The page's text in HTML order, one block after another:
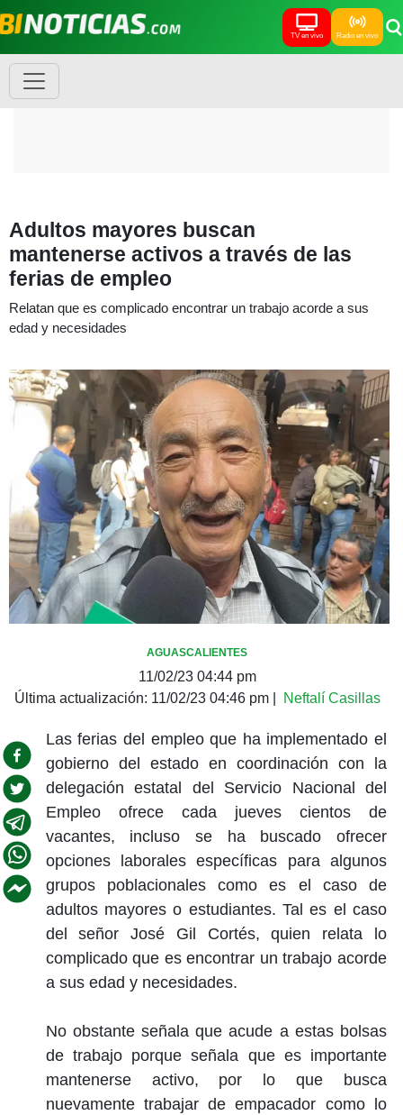
TV en vivo Radio en vivo
Adultos mayores buscan
mantenerse activos a través de las
ferias de empleo
Relatan que es complicado encontrar un trabajo acorde a sus
edad y necesidades
AGUASCALIENTES
11/02/23 04:44 pm
Última actualización: 11/02/23 04:46 pm| Neftalí Casillas
Las ferias del empleo que ha implementado el
gobierno del estado en coordinación con la
delegación estatal del Servicio Nacional del
Empleo ofrece cada jueves cientos de
vacantes, incluso se ha buscado ofrecer
opciones laborales específicas para algunos
grupos poblacionales como es el caso de
adultos mayores o estudiantes. Tal es el caso
del señor José Gil Cortés, quien relata lo
complicado que es encontrar un trabajo acorde
a sus edad y necesidades.
No obstante señala que acude a estas bolsas
de trabajo porque señala que es importante
mantenerse activo, por lo que busca
nuevamente trabajar de empacador como lo